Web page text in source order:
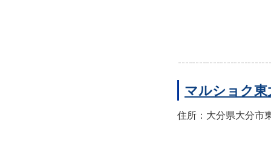
マルショク東
住所：大分県大分市